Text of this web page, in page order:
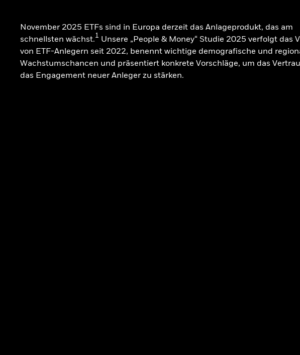
November 2025 ETFs sind in Europa derzeit das Anlageprodukt, das am
schnellsten wächst.1 Unsere „People & Money“ Studie 2025 verfolgt das
von ETF-Anlegern seit 2022, benennt wichtige demografische und
Wachstumschancen und präsentiert konkrete Vorschläge, um das
das Engagement neuer Anleger zu stärken.